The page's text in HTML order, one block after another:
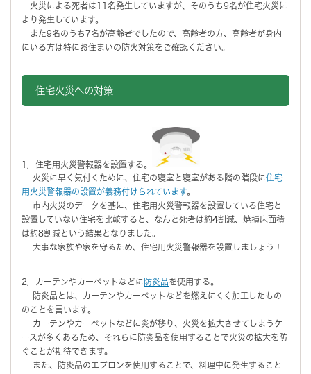
火災による死者は11名発生していますが、そのうち9名が住宅火災に
より発生しています。
また9名のうち7名が高齢者でしたので、高齢者の方、高齢者が身内
にいる方は特にお住まいの防火対策をご確認ください。
住宅火災への対策
1．住宅用火災警報器を設置する。
火災に早く気付くために、住宅の寝室と寝室がある階の階段に住宅
用火災警報器の設置が義務付けられています。
市内火災のデータを基に、住宅用火災警報器を設置している住宅と
設置していない住宅を比較すると、なんと死者は約4割減、焼損床面積
は約8割減という結果となりました。
大事な家族や家を守るため、住宅用火災警報器を設置しましょう！
2．カーテンやカーペットなどに 防炎品を使用する。
防炎品とは、カーテンやカーペットなどを燃えにくく加工したもの
のことを言います。
カーテンやカーペットなどに炎が移り、火災を拡大させてしまうケ
ースが多くあるため、それらに防炎品を使用することで火災の拡大を防
ぐことが期待できます。
また、防炎品のエプロンを使用することで、料理中に発生すること